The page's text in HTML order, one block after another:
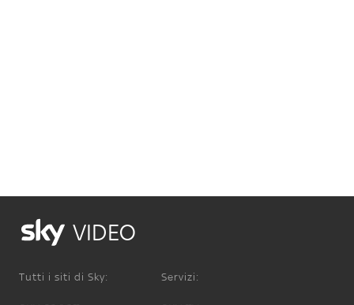
VIDEO
Tutti i siti di Sky: Servizi: